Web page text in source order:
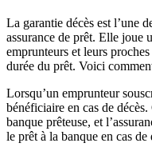
La garantie décès est l’une
assurance de prêt. Elle joue
emprunteurs et leurs
durée du prêt. Voici
Lorsqu’un emprunteur
bénéficiaire en cas de
banque prêteuse, et
le prêt à la banque en cas de